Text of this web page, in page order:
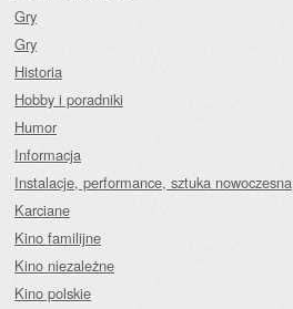
Gry
Gry
Historia
Hobby i poradniki
Humor
Informacja
Instalacje, performance, sztuka nowoczesna
Karciane
Kino familijne
Kino niezależne
Kino polskie